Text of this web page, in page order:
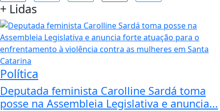
+ Lidas
Política
Deputada feminista Carolline Sardá toma
posse na Assembleia Legislativa e anuncia...